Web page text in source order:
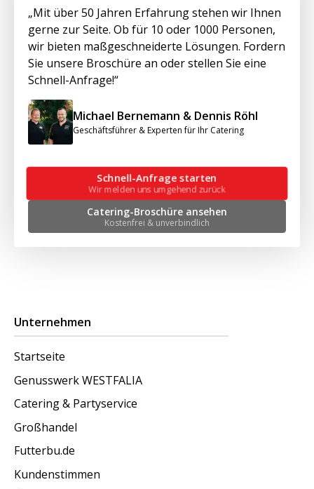
„Mit über 50 Jahren Erfahrung stehen wir Ihnen
gerne zur Seite. Ob für 10 oder 1000 Personen,
wir bieten maßgeschneiderte Lösungen. Fordern
Sie unsere Broschüre an oder stellen Sie eine
Schnell-Anfrage!“
Michael Bernemann & Dennis Röhl
Geschäftsführer & Experten für Ihr Catering
Schnell-Anfrage starten
Wir melden uns umgehend zurück
Catering-Broschüre ansehen
Kostenfrei & unverbindlich
Unternehmen
Startseite
Genusswerk WESTFALIA
Catering & Partyservice
Großhandel
Futterbu.de
Kundenstimmen